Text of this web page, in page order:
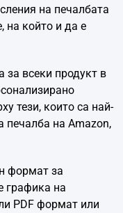
на печалбата
на който и да е
за всеки продукт в
тези, които са най-
печалба на Amazon,
формат за
графика на
PDF формат или